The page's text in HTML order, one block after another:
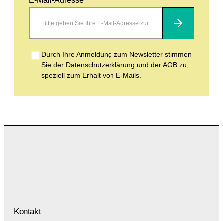
Abonnieren
Durch Ihre Anmeldung zum Newsletter stimmen
Sie der Datenschutzerklärung und der AGB zu,
speziell zum Erhalt von E-Mails.
Kontakt